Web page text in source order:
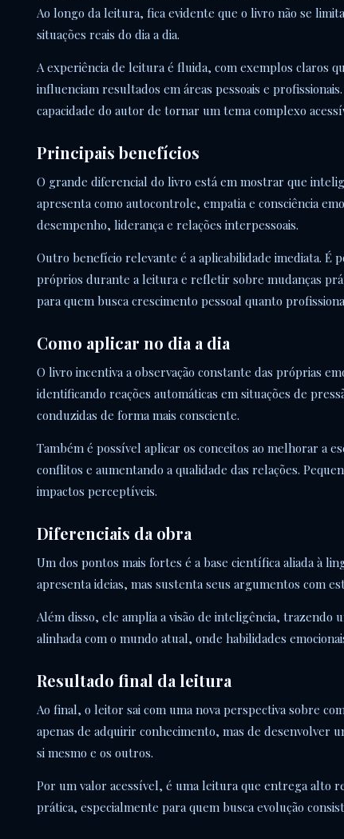
Ao longo da leitura, fica evidente que o livro não se
situações reais do dia a dia.
A experiência de leitura é fluida, com exemplos claros
influenciam resultados em áreas pessoais e
capacidade do autor de tornar um tema complexo
Principais benefícios
O grande diferencial do livro está em mostrar que
apresenta como autocontrole, empatia e consciência
desempenho, liderança e relações interpessoais.
Outro benefício relevante é a aplicabilidade imediata. É
próprios durante a leitura e refletir sobre mudanças
para quem busca crescimento pessoal quanto
Como aplicar no dia a dia
O livro incentiva a observação constante das próprias
identificando reações automáticas em situações de
conduzidas de forma mais consciente.
Também é possível aplicar os conceitos ao melhorar a
conflitos e aumentando a qualidade das relações.
impactos perceptíveis.
Diferenciais da obra
Um dos pontos mais fortes é a base científica aliada à
apresenta ideias, mas sustenta seus argumentos com
Além disso, ele amplia a visão de inteligência, trazendo
alinhada com o mundo atual, onde habilidades
Resultado final da leitura
Ao final, o leitor sai com uma nova perspectiva sobre
apenas de adquirir conhecimento, mas de desenvolver
si mesmo e os outros.
Por um valor acessível, é uma leitura que entrega alto
prática, especialmente para quem busca evolução